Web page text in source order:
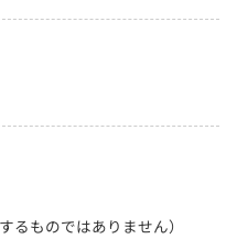
るものではありません）